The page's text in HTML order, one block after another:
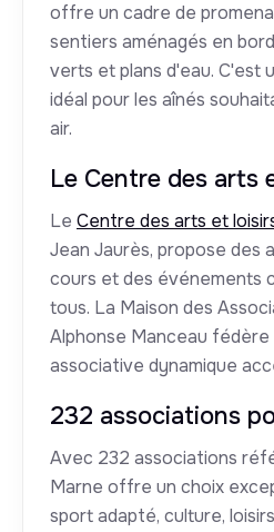
offre un cadre de
sentiers aménagés en
verts et plans d'eau. C'est
idéal pour les aînés
air.
Le Centre des arts
Le Centre des arts et
Jean Jaurès, propose des
cours et des événements
tous. La Maison des
Alphonse Manceau
associative dynamique
232 associations
Avec 232 associations
Marne offre un choix
sport adapté, culture,